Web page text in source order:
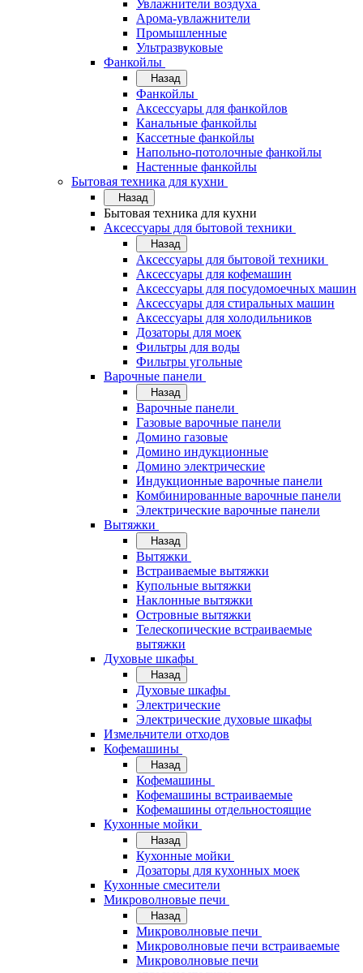
Увлажнители воздуха
Арома-увлажнители
Промышленные
Ультразвуковые
Фанкойлы
Назад
Фанкойлы
Аксессуары для фанкойлов
Канальные фанкойлы
Кассетные фанкойлы
Напольно-потолочные фанкойлы
Настенные фанкойлы
Бытовая техника для кухни
Назад
Бытовая техника для кухни
Аксессуары для бытовой техники
Назад
Аксессуары для бытовой техники
Аксессуары для кофемашин
Аксессуары для посудомоечных машин
Аксессуары для стиральных машин
Аксессуары для холодильников
Дозаторы для моек
Фильтры для воды
Фильтры угольные
Варочные панели
Назад
Варочные панели
Газовые варочные панели
Домино газовые
Домино индукционные
Домино электрические
Индукционные варочные панели
Комбинированные варочные панели
Электрические варочные панели
Вытяжки
Назад
Вытяжки
Встраиваемые вытяжки
Купольные вытяжки
Наклонные вытяжки
Островные вытяжки
Телескопические встраиваемые
вытяжки
Духовые шкафы
Назад
Духовые шкафы
Электрические
Электрические духовые шкафы
Измельчители отходов
Кофемашины
Назад
Кофемашины
Кофемашины встраиваемые
Кофемашины отдельностоящие
Кухонные мойки
Назад
Кухонные мойки
Дозаторы для кухонных моек
Кухонные смесители
Микроволновые печи
Назад
Микроволновые печи
Микроволновые печи встраиваемые
Микроволновые печи